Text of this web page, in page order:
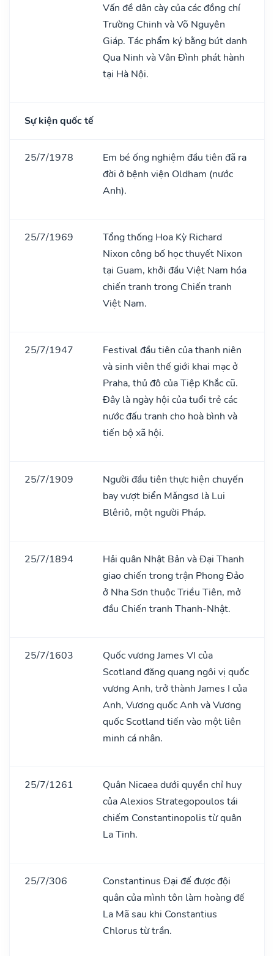
Vấn đề dân cày của các đồng chí
Trường Chinh và Võ Nguyên
Giáp. Tác phẩm ký bằng bút danh
Qua Ninh và Vân Đình phát hành
tại Hà Nội.
Sự kiện quốc tế
25/7/1978
Em bé ống nghiệm đầu tiên đã ra
đời ở bệnh viện Oldham (nước
Anh).
25/7/1969
Tổng thống Hoa Kỳ Richard
Nixon công bố học thuyết Nixon
tại Guam, khởi đầu Việt Nam hóa
chiến tranh trong Chiến tranh
Việt Nam.
25/7/1947
Festival đầu tiên của thanh niên
và sinh viên thế giới khai mạc ở
Praha, thủ đô của Tiệp Khắc cũ.
Đây là ngày hội của tuổi trẻ các
nước đấu tranh cho hoà bình và
tiến bộ xã hội.
25/7/1909
Người đầu tiên thực hiện chuyến
bay vượt biển Mǎngsơ là Lui
Blêriô, một người Pháp.
25/7/1894
Hải quân Nhật Bản và Đại Thanh
giao chiến trong trận Phong Đảo
ở Nha Sơn thuộc Triều Tiên, mở
đầu Chiến tranh Thanh-Nhật.
25/7/1603
Quốc vương James VI của
Scotland đăng quang ngôi vị quốc
vương Anh, trở thành James I của
Anh, Vương quốc Anh và Vương
quốc Scotland tiến vào một liên
minh cá nhân.
25/7/1261
Quân Nicaea dưới quyền chỉ huy
của Alexios Strategopoulos tái
chiếm Constantinopolis từ quân
La Tinh.
25/7/306
Constantinus Đại đế được đội
quân của mình tôn làm hoàng đế
La Mã sau khi Constantius
Chlorus từ trần.